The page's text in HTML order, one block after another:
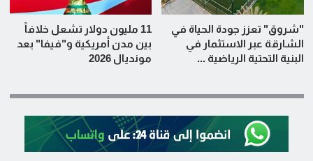
"شروق" تعزز جودة الحياة في
الشارقة عبر الاستثمار في
البنية التحتية الرياضية ...
11 مليون دولار تشعل خلافاً
بين مدن أمريكية و"فيفا" بعد
مونديال 2026